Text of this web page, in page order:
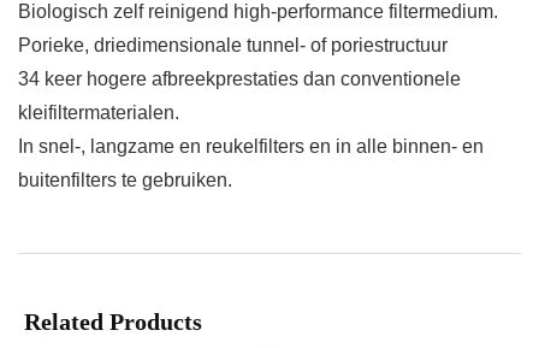
Biologisch zelf reinigend high-performance filtermedium.
Porieke, driedimensionale tunnel- of poriestructuur
34 keer hogere afbreekprestaties dan conventionele
kleifiltermaterialen.
In snel-, langzame en reukelfilters en in alle binnen- en
buitenfilters te gebruiken.
Related Products